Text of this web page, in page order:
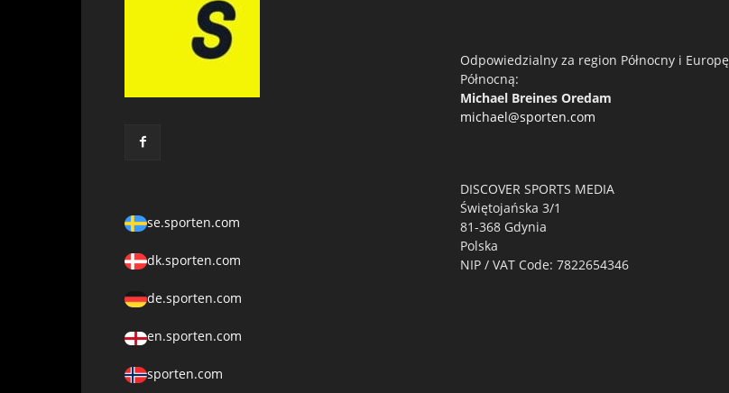
se.sporten.com
dk.sporten.com
de.sporten.com
en.sporten.com
sporten.com
Odpowiedzialny za region Północny i Europę
Północną:
Michael Breines Oredam
michael@sporten.com
DISCOVER SPORTS MEDIA
Świętojańska 3/1
81-368 Gdynia
Polska
NIP / VAT Code: 7822654346